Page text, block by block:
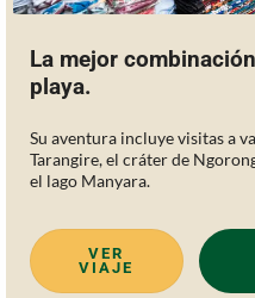
La mejor
playa.
Su aventura incluye visitas a
Tarangire, el cráter de
el lago Manyara.
VER
VIAJE